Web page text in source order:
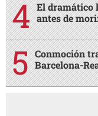
El dramático
antes de
Conmoción
Barcelona-